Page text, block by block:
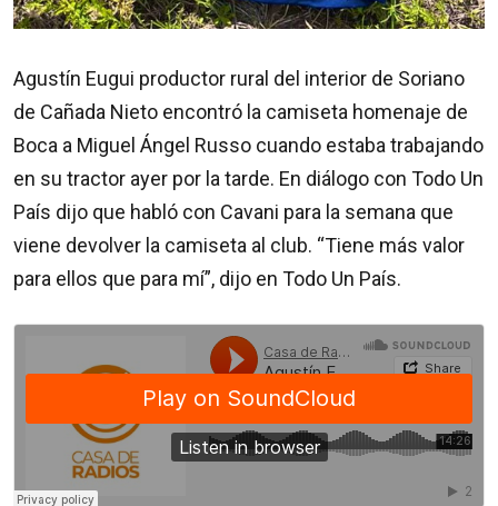
Agustín Eugui productor rural del interior de Soriano
de Cañada Nieto encontró la camiseta homenaje de
Boca a Miguel Ángel Russo cuando estaba trabajando
en su tractor ayer por la tarde. En diálogo con Todo Un
País dijo que habló con Cavani para la semana que
viene devolver la camiseta al club. “Tiene más valor
para ellos que para mí”, dijo en Todo Un País.